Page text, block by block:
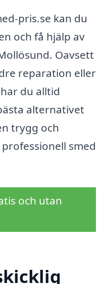
pris.se kan du
och få hjälp av
Oavsett
reparation eller
du alltid
alternativet
trygg och
smed
och utan